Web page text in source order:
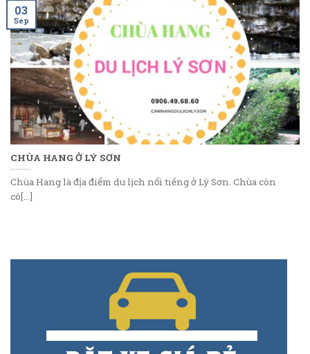
CHÙA HANG Ở LÝ SƠN
Chùa Hang là địa điểm du lịch nổi tiếng ở Lý Sơn. Chùa còn
có[...]
03
Sep